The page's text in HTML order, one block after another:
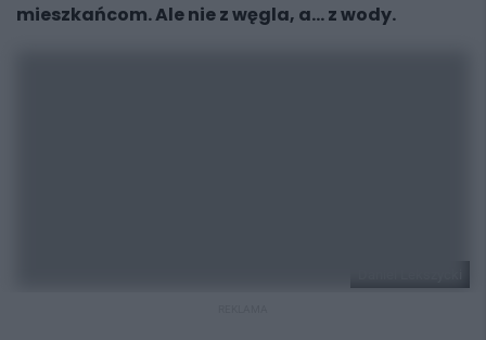
mieszkańcom. Ale nie z węgla, a... z wody.